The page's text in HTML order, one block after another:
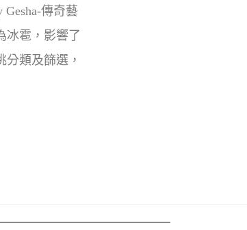
傳奇藝
冰雹，影響了
類及篩選，